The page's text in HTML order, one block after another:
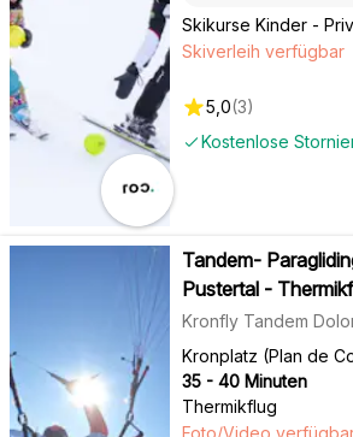
Skikurse Kinder -
Kostenlose
Skiverleih verfügbar
5,0(3)
Tandem-
Pustertal -
Kronfly Tandem
Kronplatz (Plan de
35 - 40 Minuten
Thermikflug
Foto/Video